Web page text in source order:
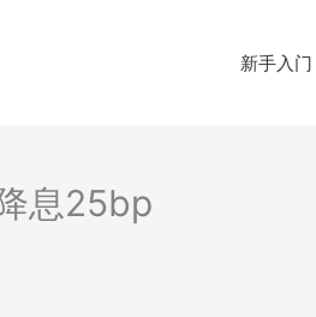
新手入门
息25bp